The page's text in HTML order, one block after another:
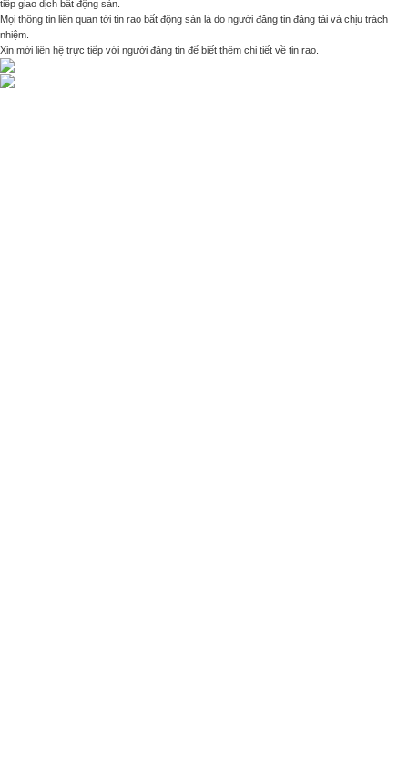
tiếp giao dịch bất động sản.
Mọi thông tin liên quan tới tin rao bất động sản là do người đăng tin đăng tải và chịu trách
nhiệm.
Xin mời liên hệ trực tiếp với người đăng tin để biết thêm chi tiết về tin rao.